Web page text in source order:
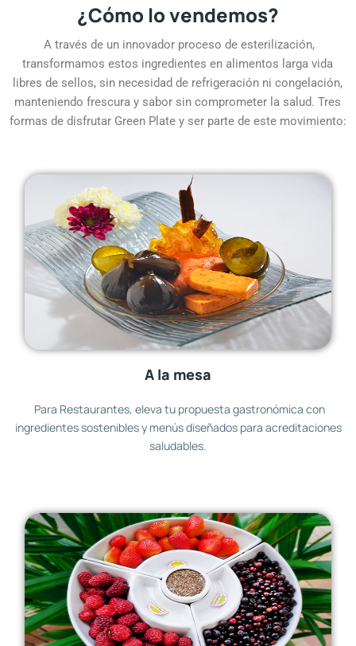
¿Cómo lo vendemos?
A través de un innovador proceso de esterilización,
transformamos estos ingredientes en alimentos larga vida
libres de sellos, sin necesidad de refrigeración ni congelación,
manteniendo frescura y sabor sin comprometer la salud. Tres
formas de disfrutar Green Plate y ser parte de este movimiento:
A la mesa
Para Restaurantes, eleva tu propuesta gastronómica con
ingredientes sostenibles y menús diseñados para acreditaciones
saludables.